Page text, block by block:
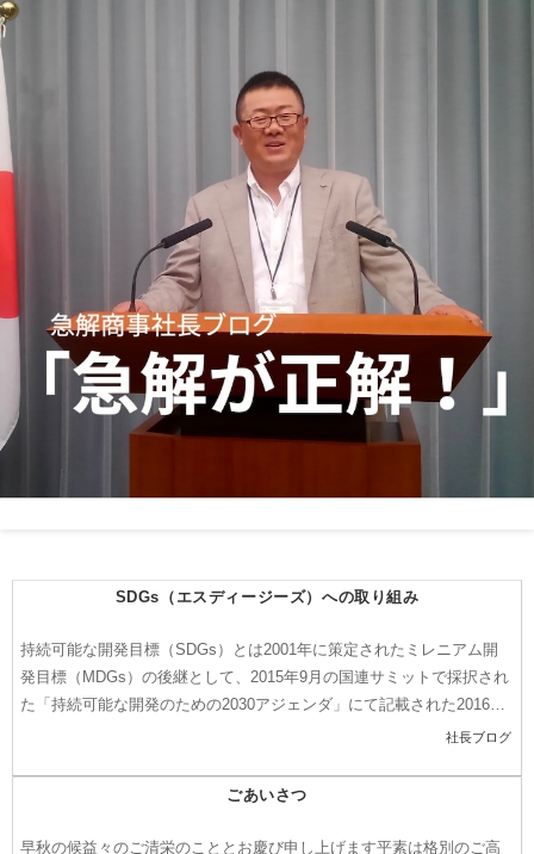
SDGs（エスディージーズ）への取り組み
持続可能な開発目標（SDGs）とは2001年に策定されたミレニアム開
発目標（MDGs）の後継として、2015年9月の国連サミットで採択され
た「持続可能な開発のための2030アジェンダ」にて記載された2016年
社長ブログ
ごあいさつ
早秋の候益々のご清栄のこととお慶び申し上げます平素は格別のご高